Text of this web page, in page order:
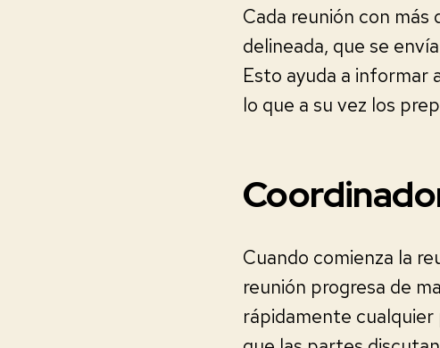
Cada reunión con
delineada, que se
Esto ayuda a informar
lo que a su vez los
Cuando comienza la
reunión progresa de
rápidamente